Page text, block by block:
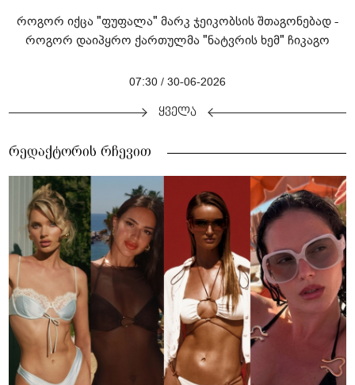
როგორ იქცა "ფუფალა" მარკ ჯეიკობსის შთაგონებად -
როგორ დაიპყრო ქართულმა "ნატვრის ხემ" ჩიკაგო
07:30 / 30-06-2026
ყველა
რედაქტორის რჩევით